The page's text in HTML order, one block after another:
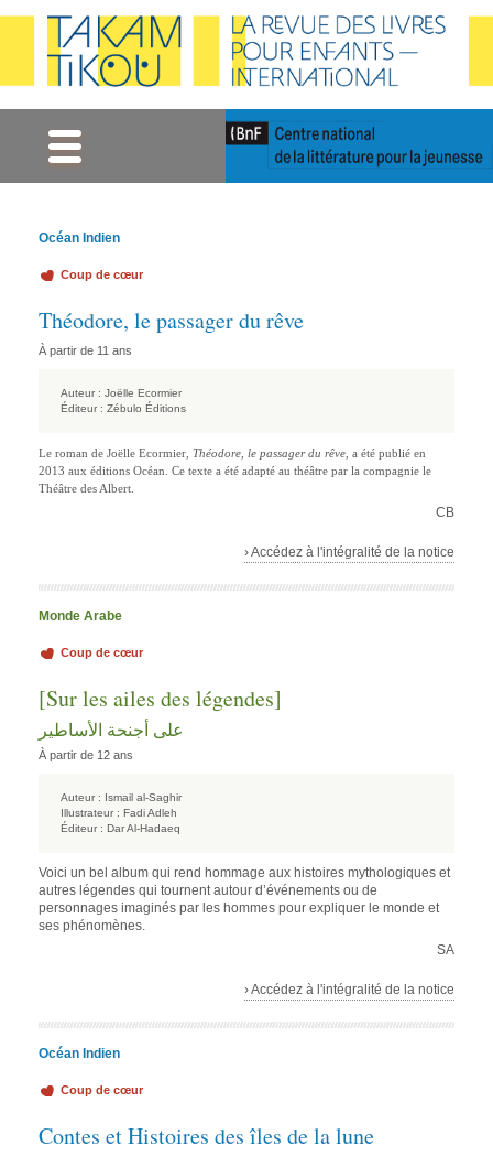
Océan Indien
Coup de cœur
Théodore, le passager du rêve
À partir de 11 ans
Auteur : Joëlle Ecormier
Éditeur : Zébulo Éditions
Le roman de Joëlle Ecormier, Théodore, le passager du rêve , a été publié en
2013 aux éditions Océan. Ce texte a été adapté au théâtre par la compagnie le
Théâtre des Albert.
CB
› Accédez à l'intégralité de la notice
Monde Arabe
Coup de cœur
[Sur les ailes des légendes]
على أجنحة الأساطير
À partir de 12 ans
Auteur : Ismail al-Saghir
Illustrateur : Fadi Adleh
Éditeur : Dar Al-Hadaeq
Voici un bel album qui rend hommage aux histoires mythologiques et
autres légendes qui tournent autour d’événements ou de
personnages imaginés par les hommes pour expliquer le monde et
ses phénomènes.
SA
› Accédez à l'intégralité de la notice
Océan Indien
Coup de cœur
Contes et Histoires des îles de la lune